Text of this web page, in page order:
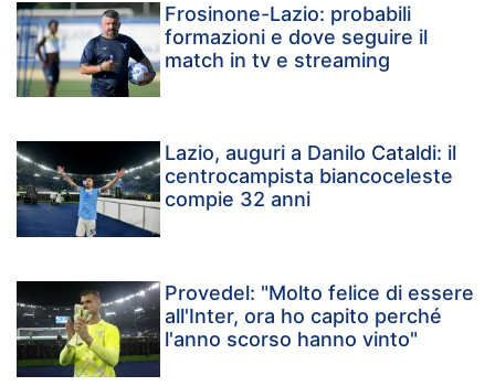
Frosinone-Lazio: probabili
formazioni e dove seguire il
match in tv e streaming
Lazio, auguri a Danilo Cataldi: il
centrocampista biancoceleste
compie 32 anni
Provedel: "Molto felice di essere
all'Inter, ora ho capito perché
l'anno scorso hanno vinto"